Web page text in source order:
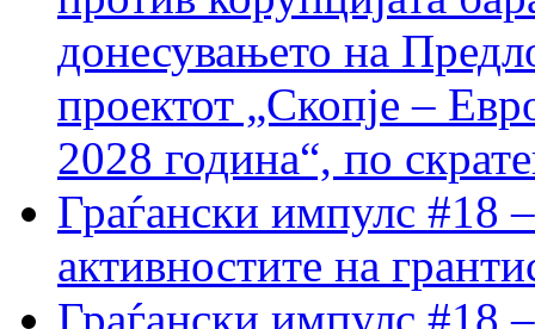
донесувањето на
проектот „Скопје –
2028 година“, по
Граѓански импулс #18
активностите на